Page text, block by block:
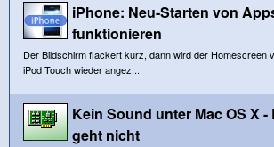
iPhone: Neu-Starten von
funktionieren
Der Bildschirm flackert kurz, dann wird der Homescreen
iPod Touch wieder angez...
Kein Sound unter Mac OS X
geht nicht